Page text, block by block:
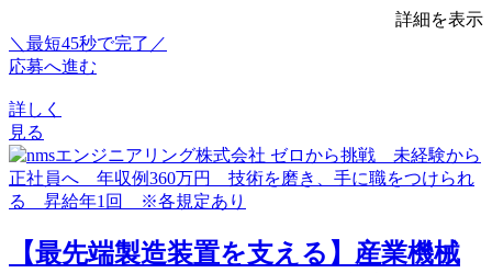
詳細を表示
＼最短45秒で完了／
応募へ進む
詳しく
見る
【最先端製造装置を支える】産業機械